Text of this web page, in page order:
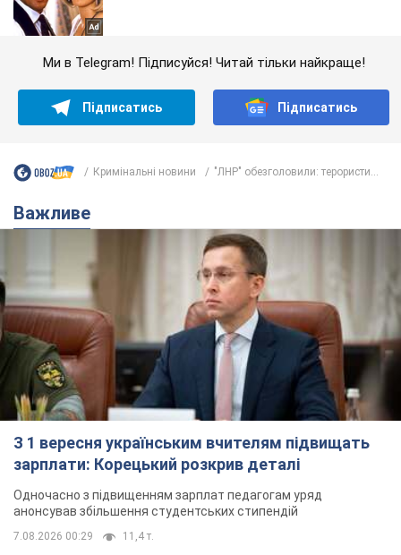
Ми в Telegram! Підписуйся! Читай тільки найкраще!
Підписатись Підписатись
Кримінальні новини "ЛНР" обезголовили: терористи...
Важливе
З 1 вересня українським вчителям підвищать
зарплати: Корецький розкрив деталі
Одночасно з підвищенням зарплат педагогам уряд
анонсував збільшення студентських стипендій
7.08.2026 00:29 11,4 т.